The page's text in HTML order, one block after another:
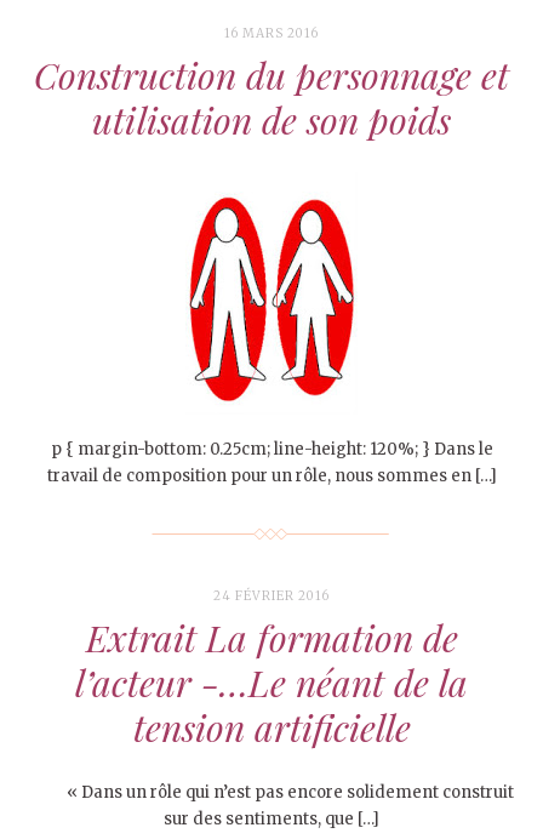
16 MARS 2016
Construction du personnage et
utilisation de son poids
p { margin-bottom: 0.25cm; line-height: 120%; } Dans le
travail de composition pour un rôle, nous sommes en […]
24 FÉVRIER 2016
Extrait La formation de
l’acteur -…Le néant de la
tension artificielle
« Dans un rôle qui n’est pas encore solidement construit
sur des sentiments, que […]